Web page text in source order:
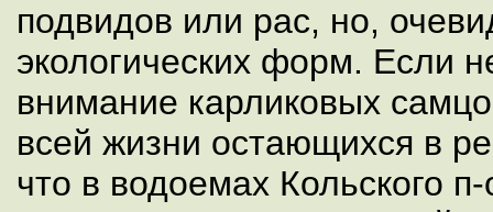
подвидов или рас, но,
экологических форм. Если
внимание карликовых
всей жизни остающихся в
что в водоемах Кольского